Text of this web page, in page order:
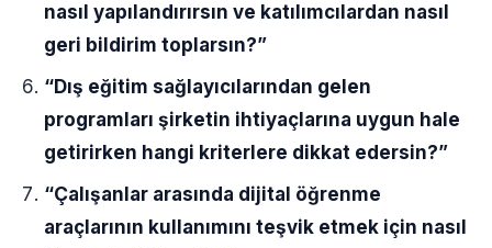
nasıl yapılandırırsın ve katılımcılardan nasıl
geri bildirim toplarsın?”
“Dış eğitim sağlayıcılarından gelen
programları şirketin ihtiyaçlarına uygun hale
getirirken hangi kriterlere dikkat edersin?”
“Çalışanlar arasında dijital öğrenme
araçlarının kullanımını teşvik etmek için nasıl